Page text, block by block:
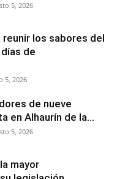
5, 2026
reunir los sabores del
de
5, 2026
de nueve
en Alhaurín de la...
5, 2026
mayor